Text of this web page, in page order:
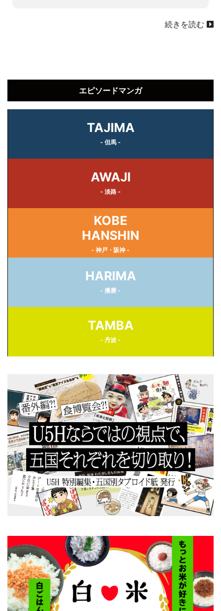
続きを読む
エピソードマンガ
TAJIMA
- 但馬 -
AWAJI
- 淡路 -
KOBE
HANSHIN
- 神戸・阪神 -
HARIMA
- 播磨 -
TAMBA
- 丹波 -